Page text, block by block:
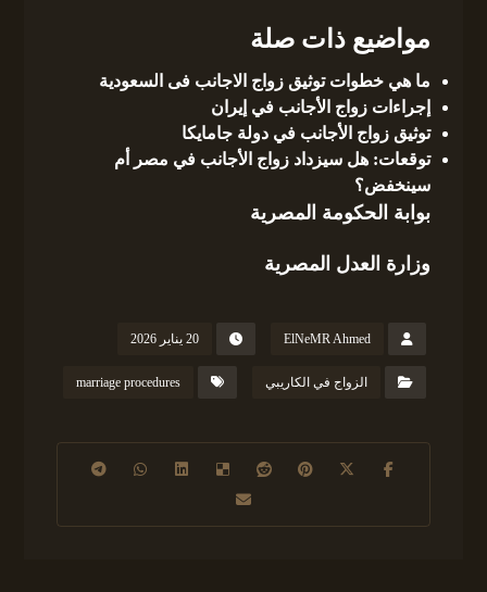
مواضيع ذات صلة
ما هي خطوات توثيق زواج الاجانب فى السعودية
إجراءات زواج الأجانب في إيران
توثيق زواج الأجانب في دولة جامايكا
توقعات: هل سيزداد زواج الأجانب في مصر أم
سينخفض؟
بوابة الحكومة المصرية
وزارة العدل المصرية
ElNeMR Ahmed 20 يناير 2026
الزواج في الكاريبي marriage procedures